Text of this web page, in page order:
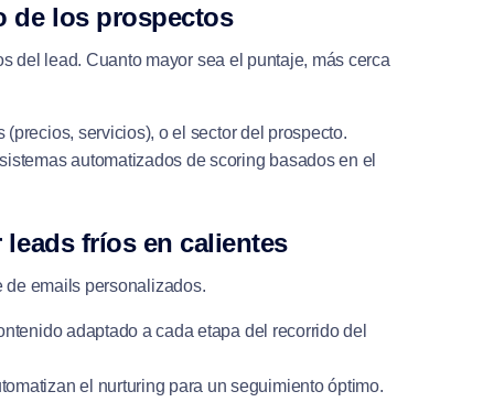
de los prospectos
del lead. Cuanto mayor sea el puntaje, más cerca
servicios), o el sector del prospecto.
automatizados de scoring basados en el
fríos en calientes
de emails personalizados.
adaptado a cada etapa del recorrido del
el nurturing para un seguimiento óptimo.